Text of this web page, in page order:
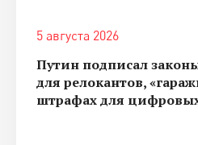
5 августа 2026
Путин подписал
для релокантов,
штрафах для